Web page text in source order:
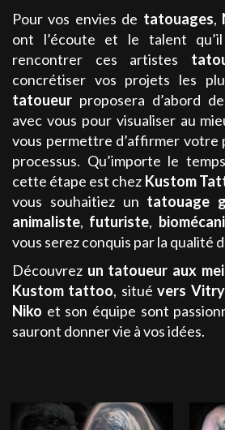
Pour vos envies de tatouages,
ont l’écoute et le talent
rencontrer ces artistes
concrétiser vos projets les
tatoueur proposera d’abord
avec vous pour visualiser au
vous permettre d’affirmer votre
processus. Qu’importe le
cette étape est chez Kustom
vous souhaitiez un tatouage
animaliste, futuriste,
vous serez conquis par la qualité
Découvrez un tatoueur aux
Kustom tattoo, situévers
Niko et son équipe sont
sauront donner vie à vos idées.